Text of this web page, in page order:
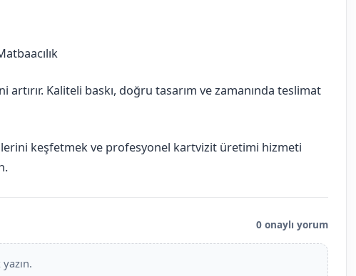
Kaliteli baskı, doğru tasarım ve zamanında teslimat
keşfetmek ve profesyonel kartvizit üretimi hizmeti
0 onaylı yorum